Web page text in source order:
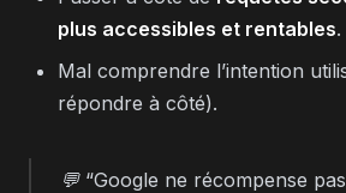
plus accessibles et rentables.
Mal comprendre l’intention
répondre à côté).
💬 “Google ne récompense